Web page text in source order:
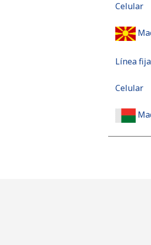
Celular
Línea fija
Celular